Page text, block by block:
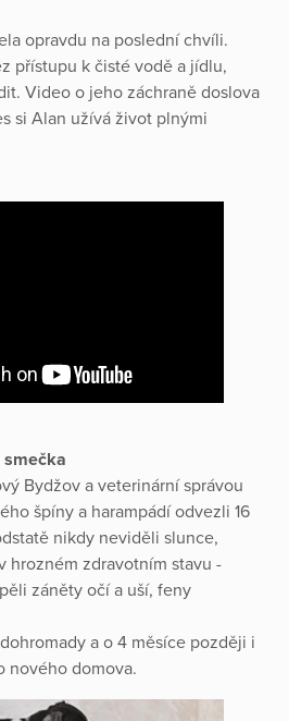
opravdu na poslední chvíli.
přístupu k čisté vodě a jídlu,
Video o jeho záchraně doslova
si Alan užívá život plnými
smečka
Bydžov a veterinární správou
špíny a harampádí odvezli 16
nikdy neviděli slunce,
hrozném zdravotním stavu -
záněty očí a uší, feny
a o 4 měsíce později i
nového domova.